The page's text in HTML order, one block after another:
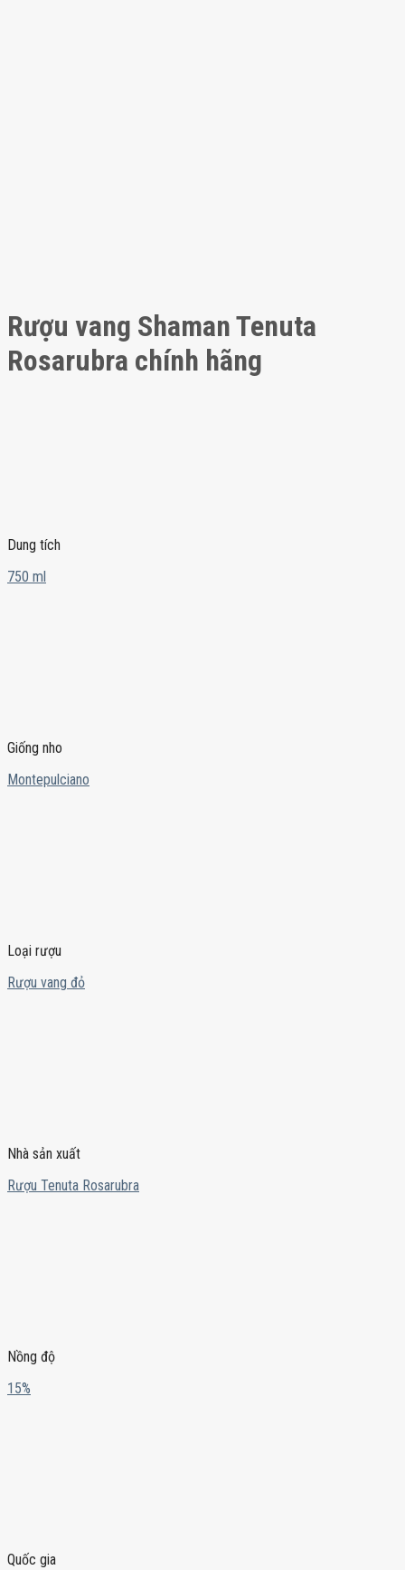
Rượu vang Shaman Tenuta
Rosarubra chính hãng
Dung tích
750 ml
Giống nho
Montepulciano
Loại rượu
Rượu vang đỏ
Nhà sản xuất
Rượu Tenuta Rosarubra
Nồng độ
15%
Quốc gia